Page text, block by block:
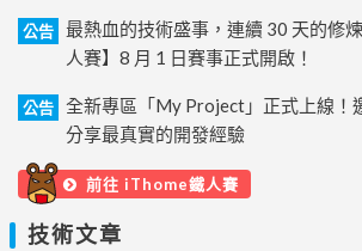
公告
最熱血的技術盛事，連續 30 天的修
人賽】8 月 1 日賽事正式開啟！
公告
全新專區「My Project」正式上線！
分享最真實的開發經驗
前往 iThome鐵人賽
技術文章